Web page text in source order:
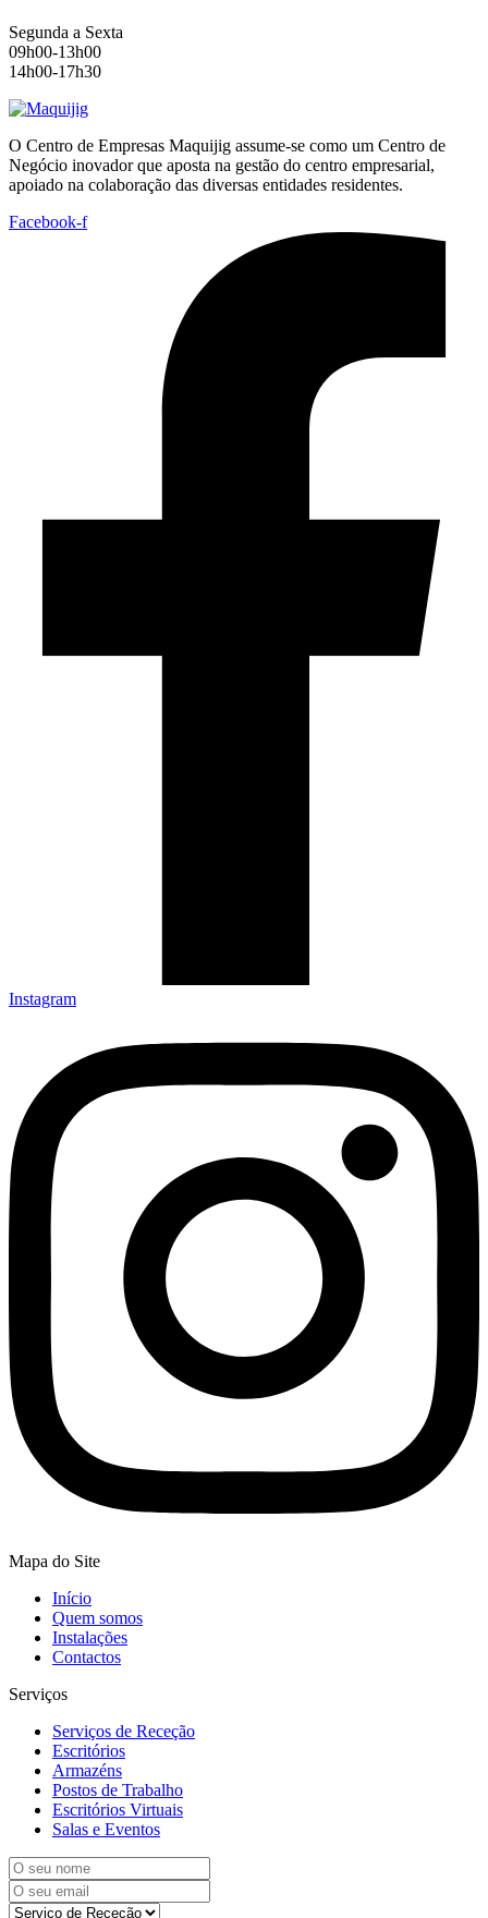
Segunda a Sexta
09h00-13h00
14h00-17h30
O Centro de Empresas Maquijig assume-se como um Centro de
Negócio inovador que aposta na gestão do centro empresarial,
apoiado na colaboração das diversas entidades residentes.
Facebook-f
Instagram
Mapa do Site
Início
Quem somos
Instalações
Contactos
Serviços
Serviços de Receção
Escritórios
Armazéns
Postos de Trabalho
Escritórios Virtuais
Salas e Eventos